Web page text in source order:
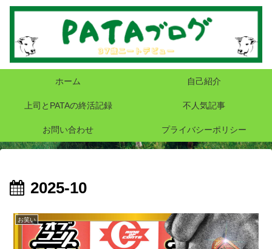
ホーム 自己紹介
上司とPATAの終活記録 不人気記事
お問い合わせ プライバシーポリシー
2025-10
お笑い